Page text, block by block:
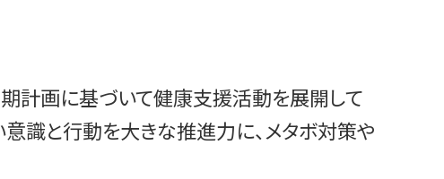
期計画に基づいて健康支援活動を展開して
意識と行動を大きな推進力に、メタボ対策や